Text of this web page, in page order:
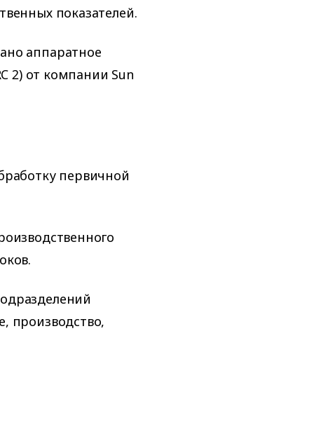
показателей.
аппаратное
2) от компании Sun
первичной
производство,